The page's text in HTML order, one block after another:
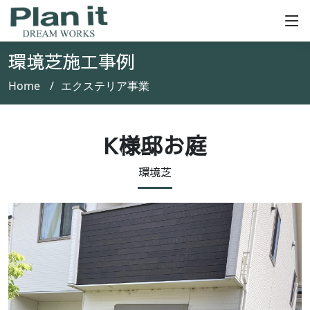
環境芝施工事例
Home エクステリア事業
K様邸お庭
環境芝